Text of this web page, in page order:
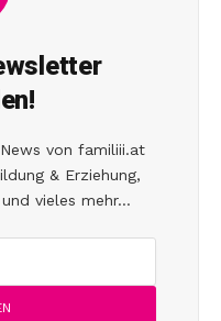
von familiii.at
& Erziehung,
vieles mehr...